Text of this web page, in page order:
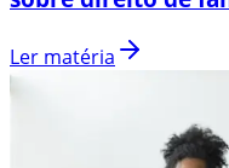
Ler matéria